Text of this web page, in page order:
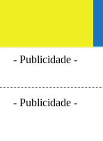
- Publicidade -
- Publicidade -